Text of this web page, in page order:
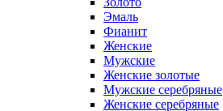
Эмаль
Фианит
Женские
Мужские
Женские золотые
Мужские серебряные
Женские серебряные